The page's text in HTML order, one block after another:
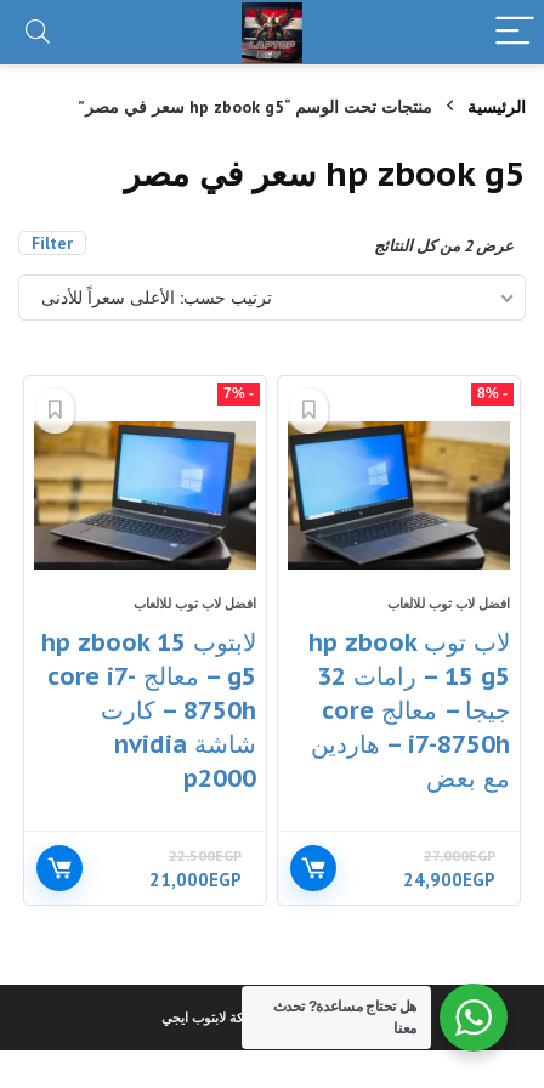
الرئيسية منتجات تحت الوسم “hp zbook g5 سعر في مصر”
hp zbook g5 سعر في مصر
Filter عرض ⁦2⁩ من كل النتائج
الأدنى
ترتيب حسب: الأعلى سعراً للأدنى
- 8%
افضل لاب توب للالعاب
لاب توب hp zbook
15 g5 – رامات 32
جيجا – معالج core
i7-8750h – هاردين
مع بعض
27,000EGP
السعر
الأصلي
24,900EGP
الحالي
- 7%
افضل لاب توب للالعاب
لابتوب hp zbook 15
g5 – معالج core i7-
8750h – كارت
شاشة nvidia
p2000
22,500EGP
السعر
الأصلي
21,000EGP
الحالي
كل الحقوق محفوظة لشركة لابتوب ايجي
هل تحتاج مساعدة?تحدث
معنا